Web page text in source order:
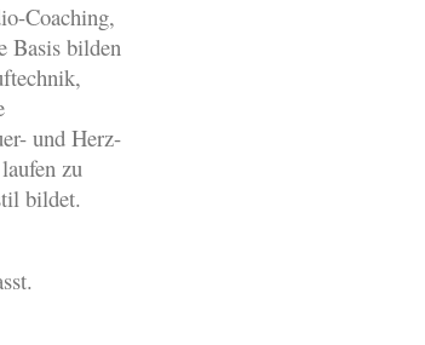
Coaching,
Basis bilden
und Herz-
zu
bildet.